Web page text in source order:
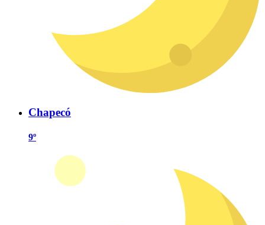
Chapecó
9º